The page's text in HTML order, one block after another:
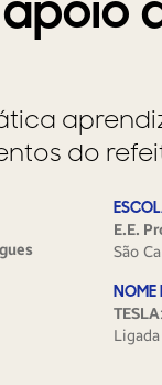
do
E.E.
São
NOME
TESLA